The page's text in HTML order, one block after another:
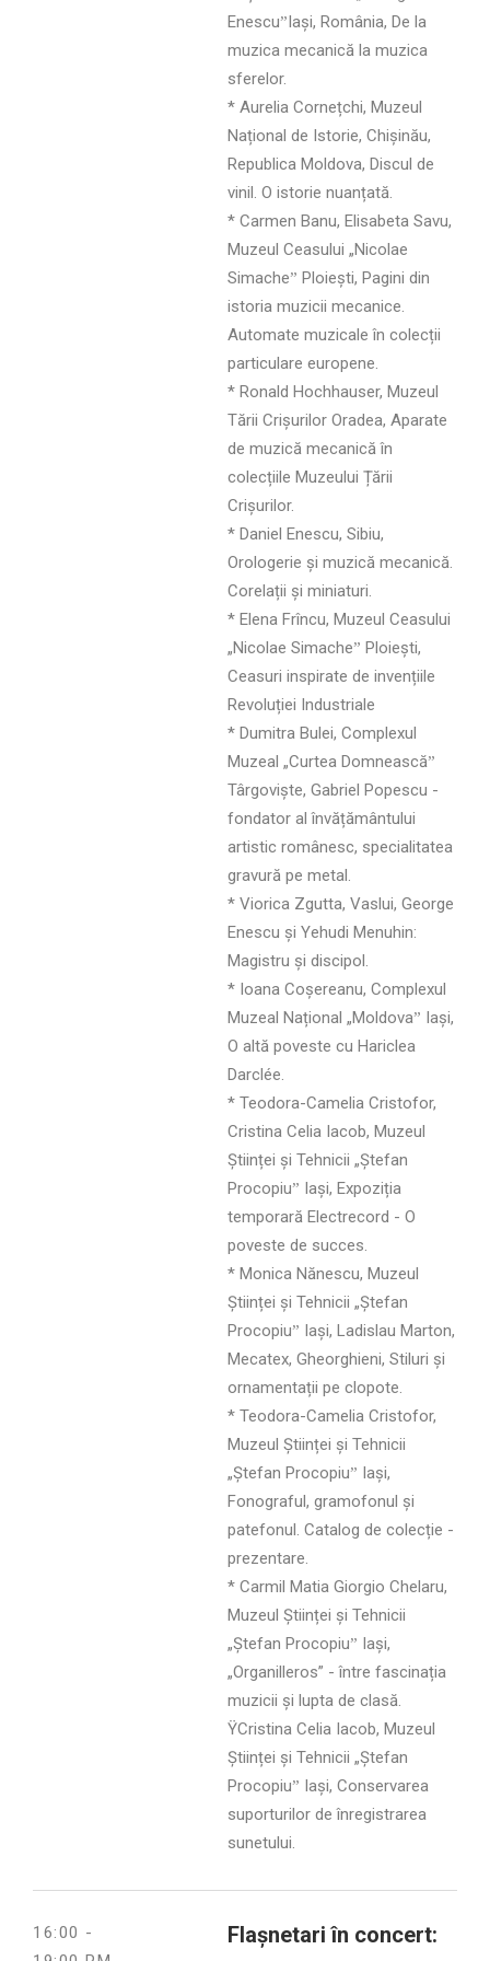
EnescuˮIași, România, De la
muzica mecanică la muzica
sferelor.
* Aurelia Cornețchi, Muzeul
Național de Istorie, Chișinău,
Republica Moldova, Discul de
vinil. O istorie nuanțată.
* Carmen Banu, Elisabeta Savu,
Muzeul Ceasului „Nicolae
Simacheˮ Ploiești, Pagini din
istoria muzicii mecanice.
Automate muzicale în colecții
particulare europene.
* Ronald Hochhauser, Muzeul
Tării Crișurilor Oradea, Aparate
de muzică mecanică în
colecțiile Muzeului Țării
Crișurilor.
* Daniel Enescu, Sibiu,
Orologerie și muzică mecanică.
Corelații și miniaturi.
* Elena Frîncu, Muzeul Ceasului
„Nicolae Simacheˮ Ploiești,
Ceasuri inspirate de invențiile
Revoluției Industriale
* Dumitra Bulei, Complexul
Muzeal „Curtea Domneascăˮ
Târgoviște, Gabriel Popescu -
fondator al învățământului
artistic românesc, specialitatea
gravură pe metal.
* Viorica Zgutta, Vaslui, George
Enescu și Yehudi Menuhin:
Magistru și discipol.
* Ioana Coșereanu, Complexul
Muzeal Național „Moldovaˮ Iași,
O altă poveste cu Hariclea
Darclée.
* Teodora-Camelia Cristofor,
Cristina Celia Iacob, Muzeul
Științei și Tehnicii „Ștefan
Procopiuˮ Iași, Expoziția
temporară Electrecord - O
poveste de succes.
* Monica Nănescu, Muzeul
Științei și Tehnicii „Ștefan
Procopiuˮ Iași, Ladislau Marton,
Mecatex, Gheorghieni, Stiluri și
ornamentații pe clopote.
* Teodora-Camelia Cristofor,
Muzeul Științei și Tehnicii
„Ștefan Procopiuˮ Iași,
Fonograful, gramofonul și
patefonul. Catalog de colecție -
prezentare.
* Carmil Matia Giorgio Chelaru,
Muzeul Științei și Tehnicii
„Ștefan Procopiuˮ Iași,
„Organilleros” - între fascinația
muzicii și lupta de clasă.
ŸCristina Celia Iacob, Muzeul
Științei și Tehnicii „Ștefan
Procopiuˮ Iași, Conservarea
suporturilor de înregistrarea
sunetului.
16:00 -
Flașnetari în concert: